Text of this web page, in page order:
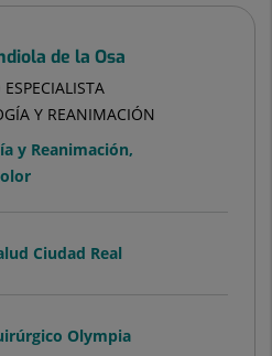
de la Osa
Y REANIMACIÓN
y Reanimación,
Ciudad Real
Olympia